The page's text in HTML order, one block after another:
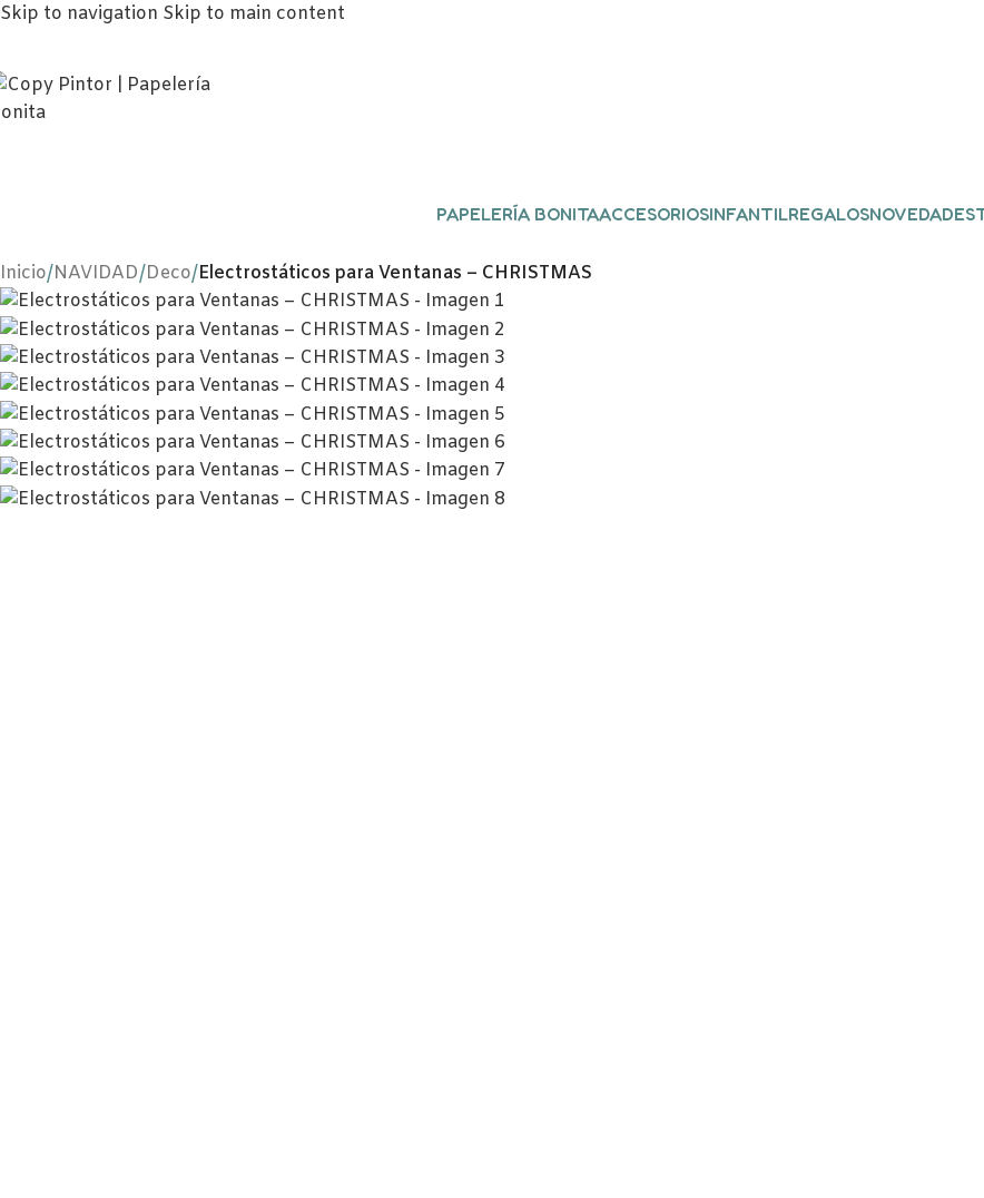
Skip to navigation Skip to main content
PAPELERÍA BONITAACCESORIOSINFANTILREGALOSNOVEDADES
Inicio/NAVIDAD/Deco/Electrostáticos para Ventanas – CHRISTMAS